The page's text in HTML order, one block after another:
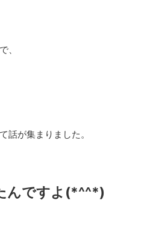
、
話が集まりました。
んですよ(*^^*)